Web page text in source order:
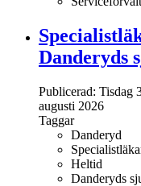
Danderyds
Publicerad: Tisdag
augusti 2026
Taggar
Danderyd
Heltid
Danderyds